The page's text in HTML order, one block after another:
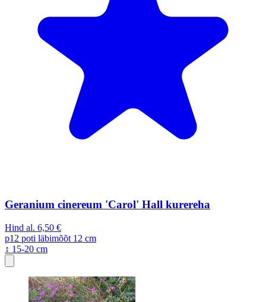
Geranium cinereum 'Carol' Hall kurereha
Hind al. 6,50 €
p12 poti läbimõõt 12 cm
↕ 15-20 cm